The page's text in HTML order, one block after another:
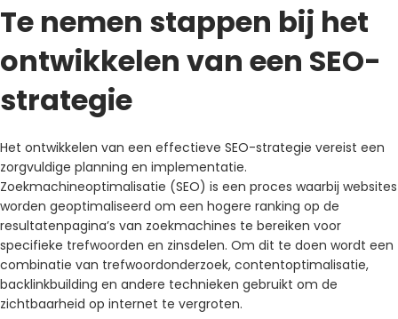
Te nemen stappen bij het
ontwikkelen van een SEO-
strategie
Het ontwikkelen van een effectieve SEO-strategie vereist een
zorgvuldige planning en implementatie.
Zoekmachineoptimalisatie (SEO) is een proces waarbij websites
worden geoptimaliseerd om een ​​hogere ranking op de
resultatenpagina’s van zoekmachines te bereiken voor
specifieke trefwoorden en zinsdelen. Om dit te doen wordt een
combinatie van trefwoordonderzoek, contentoptimalisatie,
backlinkbuilding en andere technieken gebruikt om de
zichtbaarheid op internet te vergroten.